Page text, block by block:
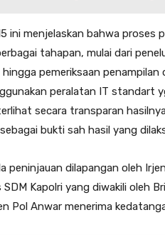
ini menjelaskan bahwa proses
tahapan, mulai dari
pemeriksaan penampilan
peralatan IT standart
secara transparan
bukti sah hasil yang
peninjauan dilapangan oleh
SDM Kapolri yang diwakili oleh
Pol Anwar menerima